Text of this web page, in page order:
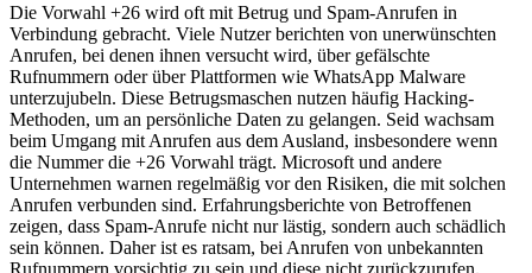
Die Vorwahl +26 wird oft mit Betrug und Spam-Anrufen in
Verbindung gebracht. Viele Nutzer berichten von unerwünschten
Anrufen, bei denen ihnen versucht wird, über gefälschte
Rufnummern oder über Plattformen wie WhatsApp Malware
unterzujubeln. Diese Betrugsmaschen nutzen häufig Hacking-
Methoden, um an persönliche Daten zu gelangen. Seid wachsam
beim Umgang mit Anrufen aus dem Ausland, insbesondere wenn
die Nummer die +26 Vorwahl trägt. Microsoft und andere
Unternehmen warnen regelmäßig vor den Risiken, die mit solchen
Anrufen verbunden sind. Erfahrungsberichte von Betroffenen
zeigen, dass Spam-Anrufe nicht nur lästig, sondern auch schädlich
sein können. Daher ist es ratsam, bei Anrufen von unbekannten
Rufnummern vorsichtig zu sein und diese nicht zurückzurufen.